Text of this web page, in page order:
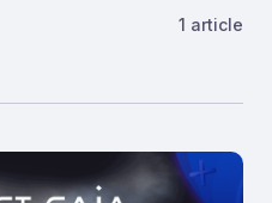
1 article